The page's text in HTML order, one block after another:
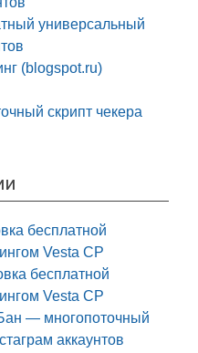
универсальный
(blogspot.ru)
скрипт чекера
бесплатной
Vesta CP
бесплатной
Vesta CP
— многопоточный
аккаунтов